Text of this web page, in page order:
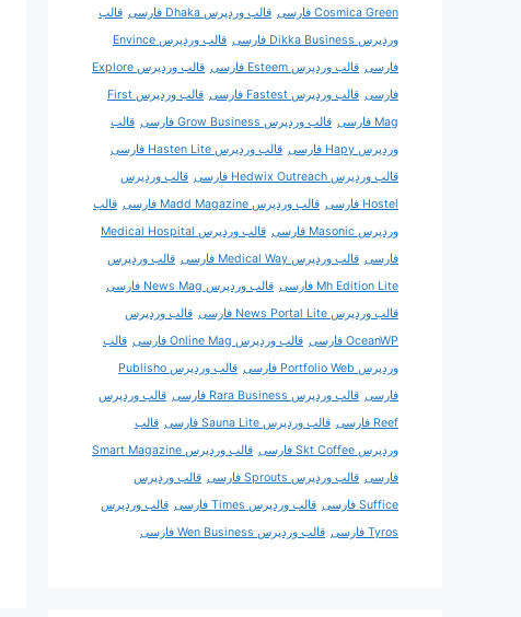
Cosmica Green فارسی
قالب وردپرس Dhaka فارسی
قالب
وردپرس Dikka Business فارسی
قالب وردپرس Envince
فارسی قالب وردپرس Esteem فارسی
قالب وردپرس Explore
فارسی قالب وردپرس Fastest فارسی
قالب وردپرس First
Mag فارسی
قالب وردپرس Grow Business فارسی
قالب
وردپرس Hapy فارسی
قالب وردپرس Hasten Lite فارسی
قالب وردپرس Hedwix Outreach فارسی
قالب وردپرس
Hostel فارسی
قالب وردپرس Madd Magazine فارسی
قالب
وردپرس Masonic فارسی
قالب وردپرس Medical Hospital
فارسی قالب وردپرس Medical Way فارسی
قالب وردپرس
Mh Edition Lite فارسی
قالب وردپرس News Mag فارسی
قالب وردپرس News Portal Lite فارسی
قالب وردپرس
OceanWP فارسی
قالب وردپرس Online Mag فارسی
قالب
وردپرس Portfolio Web فارسی
قالب وردپرس Publisho
فارسی قالب وردپرس Rara Business فارسی
قالب وردپرس
Reef فارسی
قالب وردپرس Sauna Lite فارسی
قالب
وردپرس Skt Coffee فارسی
قالب وردپرس Smart Magazine
فارسی قالب وردپرس Sprouts فارسی
قالب وردپرس
Suffice فارسی
قالب وردپرس Times فارسی
قالب وردپرس
Tyros فارسی
قالب وردپرس Wen Business فارسی